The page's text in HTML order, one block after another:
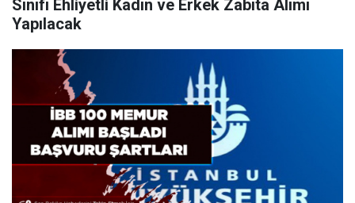
Sınıfı Ehliyetli Kadın ve Erkek Zabıta Alımı
Yapılacak